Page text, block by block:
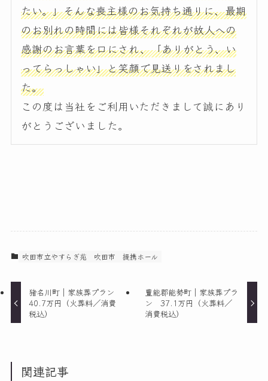
たい。」そんな喪主様のお気持ち通りに、最期
のお別れの時間には皆様それぞれが故人への
感謝のお言葉を口にされ、「ありがとう、い
ってらっしゃい」と笑顔で見送りをされまし
た。
この度は当社をご利用いただきまして誠にあり
がとうございました。
吹田市立やすらぎ苑 吹田市 提携ホール
猪名川町｜家族葬プラン
40.7万円（火葬料／消費
税込）
豊能郡能勢町｜家族葬プラ
ン 37.1万円（火葬料／
消費税込）
関連記事